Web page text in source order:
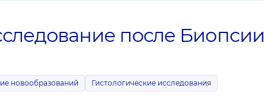
после Биопсии
новообразований Гистологические исследования